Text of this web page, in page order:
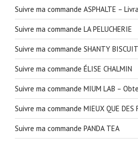
Suivre ma commande ASPHALTE –
Suivre ma commande LA PELUCHERIE
Suivre ma commande SHANTY
Suivre ma commande ÉLISE CHALMIN
Suivre ma commande MIUM LAB –
Suivre ma commande MIEUX QUE DES
Suivre ma commande PANDA TEA